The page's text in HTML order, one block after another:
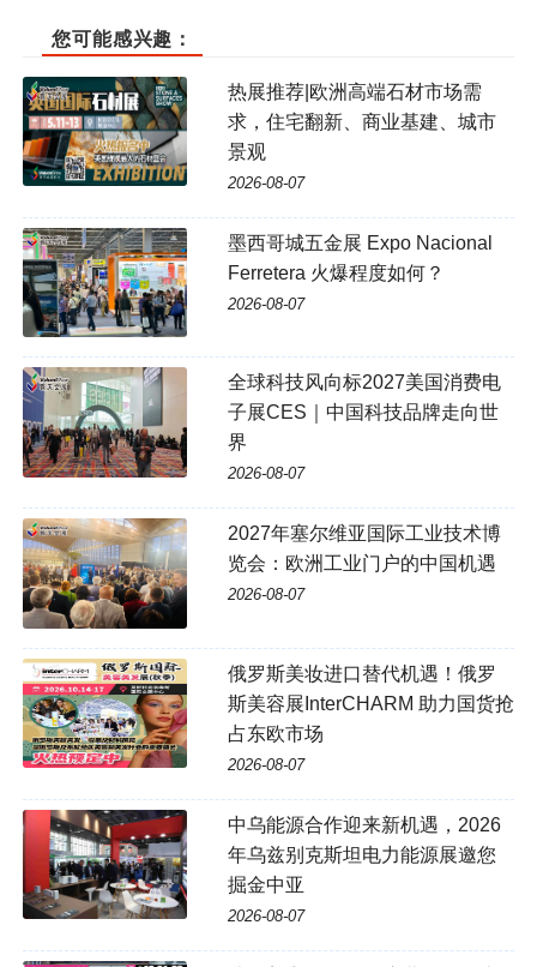
您可能感兴趣：
热展推荐|欧洲高端石材市场需
求，住宅翻新、商业基建、城市
景观
2026-08-07
墨西哥城五金展 Expo Nacional
Ferretera 火爆程度如何？
2026-08-07
全球科技风向标2027美国消费电
子展CES｜中国科技品牌走向世
界
2026-08-07
2027年塞尔维亚国际工业技术博
览会：欧洲工业门户的中国机遇
2026-08-07
俄罗斯美妆进口替代机遇！俄罗
斯美容展InterCHARM 助力国货抢
占东欧市场
2026-08-07
中乌能源合作迎来新机遇，2026
年乌兹别克斯坦电力能源展邀您
掘金中亚
2026-08-07